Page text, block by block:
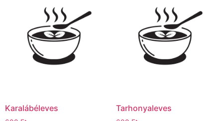
Karalábéleves Tarhonyaleves